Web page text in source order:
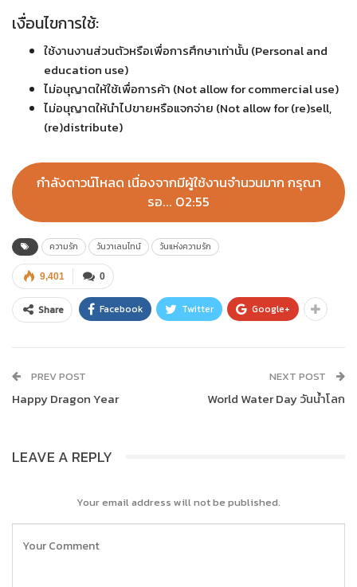
เงื่อนไขการใช้:
ใช้งานงานส่วนตัวหรือเพื่อการศึกษาเท่านั้น (Personal and
education use)
ไม่อนุญาตให้ใช้เพื่อการค้า (Not allow for commercial use)
ไม่อนุญาตให้นำไปขายหรือแจกจ่าย (Not allow for (re)sell,
(re)distribute)
กำลังดาวน์โหลด เนื่องจากมีผู้ใช้งานจำนวนมาก กรุณา
รอ... 02:55
ความรัก วันวาเลนไทน์ วันแห่งความรัก
0
9,401
Share Facebook Twitter Google+
PREV POST
Happy Dragon Year
NEXT POST
World Water Day วันน้ำโลก
LEAVE A REPLY
Your email address will not be published.